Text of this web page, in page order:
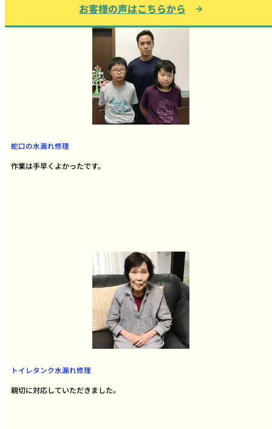
お客様の声はこちらから
蛇口の水漏れ修理
作業は手早くよかったです。
トイレタンク水漏れ修理
親切に対応していただきました。